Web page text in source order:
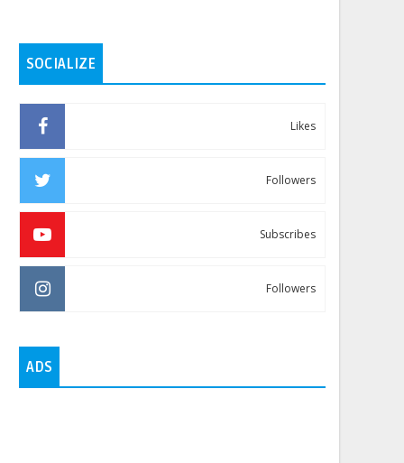
SOCIALIZE
Likes
Followers
Subscribes
Followers
ADS